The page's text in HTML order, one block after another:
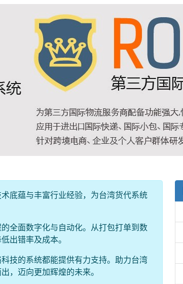
底蕴与丰富行业经验，为台湾货代系统
全面数字化与自动化。从打包打单到数
出错率及成本。
技的系统都能提供有力支持。助力台湾
，迈向更加辉煌的未来。